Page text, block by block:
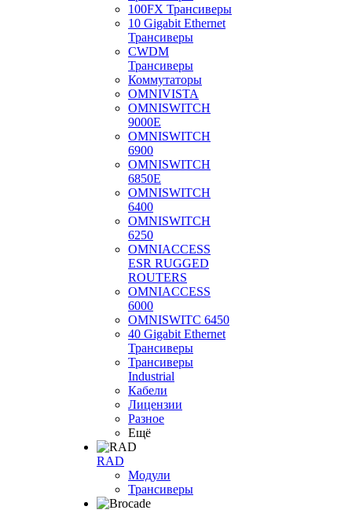
100FX Трансиверы
10 Gigabit Ethernet
Трансиверы
CWDM
Трансиверы
Коммутаторы
OMNIVISTA
OMNISWITCH
9000E
OMNISWITCH
6900
OMNISWITCH
6850E
OMNISWITCH
6400
OMNISWITCH
6250
OMNIACCESS
ESR RUGGED
ROUTERS
OMNIACCESS
6000
OMNISWITC 6450
40 Gigabit Ethernet
Трансиверы
Трансиверы
Industrial
Кабели
Лицензии
Разное
Ещё
RAD
Модули
Трансиверы